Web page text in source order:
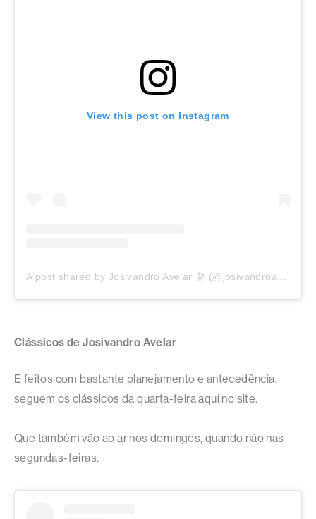
View this post on Instagram
A post shared by Josivandro Avelar 🔭 (@josivandroavelar)
Clássicos de Josivandro Avelar
E feitos com bastante planejamento e antecedência,
seguem os clássicos da quarta-feira aqui no site.
Que também vão ao ar nos domingos, quando não nas
segundas-feiras.